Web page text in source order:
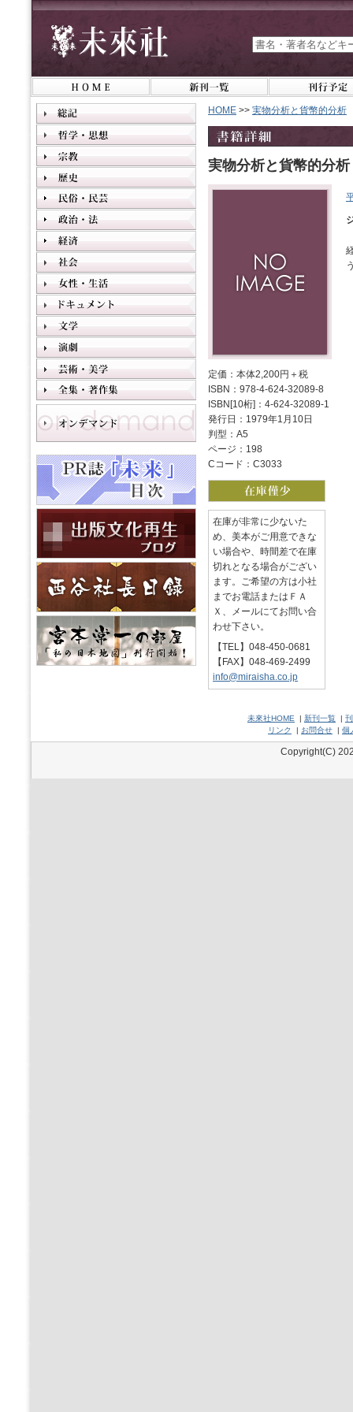
HOME >> 実物分析と貨幣的分析
実物分析と貨幣的分析
定価：本体2,200円＋税
ISBN：978-4-624-32089-8
ISBN[10桁]：4-624-32089-1
発行日：1979年1月10日
判型：A5
ページ：198
Cコード：C3033
在庫が非常に少ないた
め、美本がご用意できな
い場合や、時間差で在庫
切れとなる場合がござい
ます。ご希望の方は小社
までお電話またはＦＡ
Ｘ、メールにてお問い合
わせ下さい。
【TEL】048-450-0681
【FAX】048-469-2499
info@miraisha.co.jp
未來社HOME | 新刊一覧 |
リンク
| お問合せ | 個
Copyright(C)